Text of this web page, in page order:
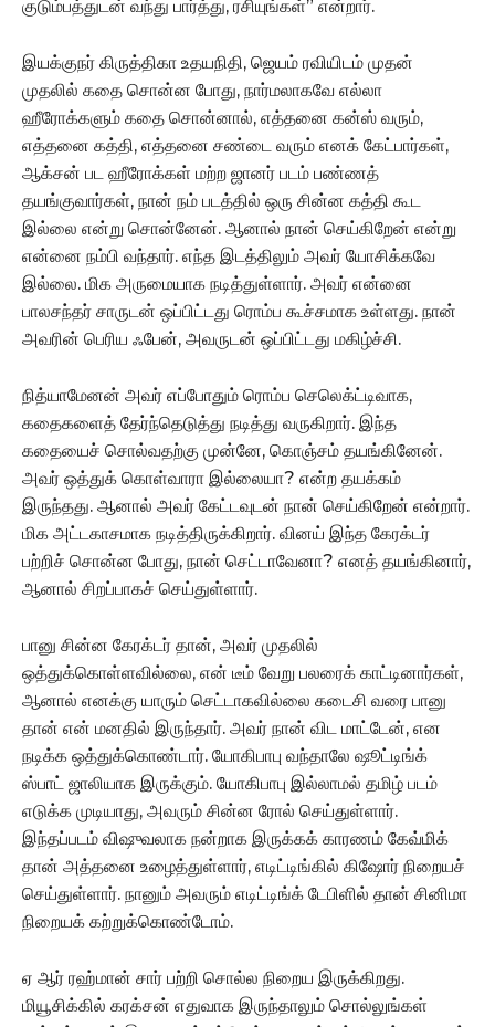
குடும்பத்துடன் வந்து பார்த்து, ரசியுங்கள்” என்றார்.
இயக்குநர் கிருத்திகா உதயநிதி, ஜெயம் ரவியிடம் முதன்
முதலில் கதை சொன்ன போது, நார்மலாகவே எல்லா
ஹீரோக்களும் கதை சொன்னால், எத்தனை கன்ஸ் வரும்,
எத்தனை கத்தி, எத்தனை சண்டை வரும் எனக் கேட்பார்கள்,
ஆக்சன் பட ஹீரோக்கள் மற்ற ஜானர் படம் பண்ணத்
தயங்குவார்கள், நான் நம் படத்தில் ஒரு சின்ன கத்தி கூட
இல்லை என்று சொன்னேன். ஆனால் நான் செய்கிறேன் என்று
என்னை நம்பி வந்தார். எந்த இடத்திலும் அவர் யோசிக்கவே
இல்லை. மிக அருமையாக நடித்துள்ளார். அவர் என்னை
பாலசந்தர் சாருடன் ஒப்பிட்டது ரொம்ப கூச்சமாக உள்ளது. நான்
அவரின் பெரிய ஃபேன், அவருடன் ஒப்பிட்டது மகிழ்ச்சி.
நித்யாமேனன் அவர் எப்போதும் ரொம்ப செலெக்ட்டிவாக,
கதைகளைத் தேர்ந்தெடுத்து நடித்து வருகிறார். இந்த
கதையைச் சொல்வதற்கு முன்னே, கொஞ்சம் தயங்கினேன்.
அவர் ஒத்துக் கொள்வாரா இல்லையா? என்ற தயக்கம்
இருந்தது. ஆனால் அவர் கேட்டவுடன் நான் செய்கிறேன் என்றார்.
மிக அட்டகாசமாக நடித்திருக்கிறார். வினய் இந்த கேரக்டர்
பற்றிச் சொன்ன போது, நான் செட்டாவேனா? எனத் தயங்கினார்,
ஆனால் சிறப்பாகச் செய்துள்ளார்.
பானு சின்ன கேரக்டர் தான், அவர் முதலில்
ஒத்துக்கொள்ளவில்லை, என் டீம் வேறு பலரைக் காட்டினார்கள்,
ஆனால் எனக்கு யாரும் செட்டாகவில்லை கடைசி வரை பானு
தான் என் மனதில் இருந்தார். அவர் நான் விட மாட்டேன், என
நடிக்க ஒத்துக்கொண்டார். யோகிபாபு வந்தாலே ஷூட்டிங்க்
ஸ்பாட் ஜாலியாக இருக்கும். யோகிபாபு இல்லாமல் தமிழ் படம்
எடுக்க முடியாது, அவரும் சின்ன ரோல் செய்துள்ளார்.
இந்தப்படம் விஷுவலாக நன்றாக இருக்கக் காரணம் கேவ்மிக்
தான் அத்தனை உழைத்துள்ளார், எடிட்டிங்கில் கிஷோர் நிறையச்
செய்துள்ளார். நானும் அவரும் எடிட்டிங்க் டேபிளில் தான் சினிமா
நிறையக் கற்றுக்கொண்டோம்.
ஏ ஆர் ரஹ்மான் சார் பற்றி சொல்ல நிறைய இருக்கிறது.
மியூசிக்கில் கரக்சன் எதுவாக இருந்தாலும் சொல்லுங்கள்